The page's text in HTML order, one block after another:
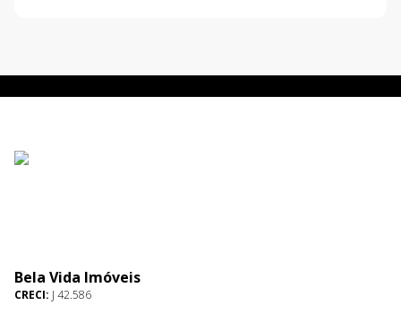
Bela Vida Imóveis
CRECI: J 42.586